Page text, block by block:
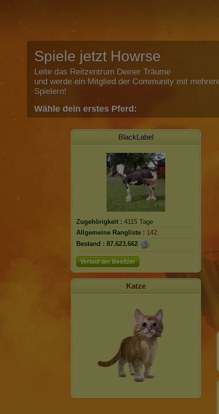
Spiele jetzt Howrse
Leite das Reitzentrum Deiner Träume
und werde ein Mitglied der Community mit
Spielern!
Wähle dein erstes Pferd:
BlackLabel
Zugehörigkeit : 4115 Tage
Allgemeine Rangliste : 142.
Bestand : 87.623.662
Verlauf der Besitzer
Katze